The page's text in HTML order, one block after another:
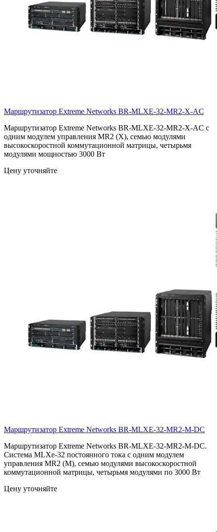
Маршрутизатор Extreme Networks BR-MLXE-32-MR2-X-AC
Маршрутизатор Extreme Networks BR-MLXE-32-MR2-X-AC с
одним модулем управления MR2 (X), семью модулями
высокоскоростной коммутационной матрицы, четырьмя
модулями мощностью 3000 Вт
Цену уточняйте
Маршрутизатор Extreme Networks BR-MLXE-32-MR2-M-DC
Маршрутизатор Extreme Networks BR-MLXE-32-MR2-M-DC.
Система MLXe-32 постоянного тока с одним модулем
управления MR2 (M), семью модулями высокоскоростной
коммутационной матрицы, четырьмя модулями по 3000 Вт
Цену уточняйте